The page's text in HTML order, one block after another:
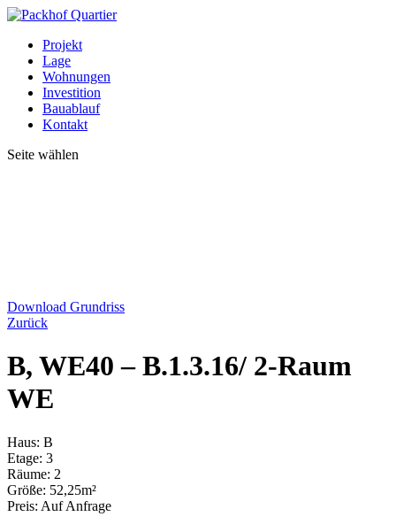
Projekt
Lage
Wohnungen
Investition
Bauablauf
Kontakt
Seite wählen
Download Grundriss
Zurück
B, WE40 – B.1.3.16/ 2-Raum
WE
Haus: B
Etage: 3
Räume: 2
Größe: 52,25m²
Preis: Auf Anfrage